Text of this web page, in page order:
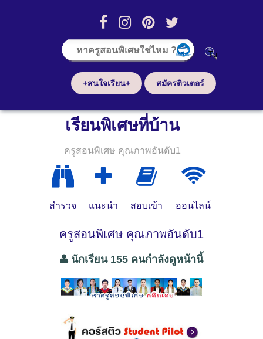
+สนใจเรียน+ สมัครติวเตอร์
เรียนพิเศษที่บ้าน
ครูสอนพิเศษ คุณภาพอันดับ1
สำรวจ แนะนำ สอบเข้า ออนไลน์
ครูสอนพิเศษ คุณภาพอันดับ1
นักเรียน 155 คนกำลังดูหน้านี้